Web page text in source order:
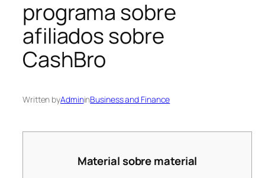
programa sobre
afiliados sobre
CashBro
Written byAdmininBusiness and Finance
Material sobre material